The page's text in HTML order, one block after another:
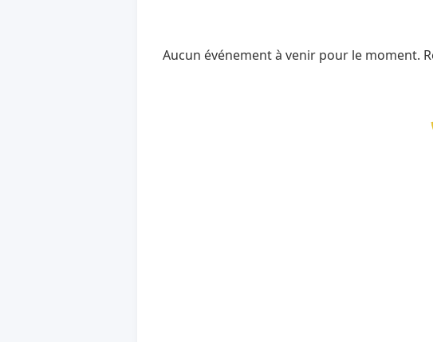
Aucun événement à venir pour le moment.